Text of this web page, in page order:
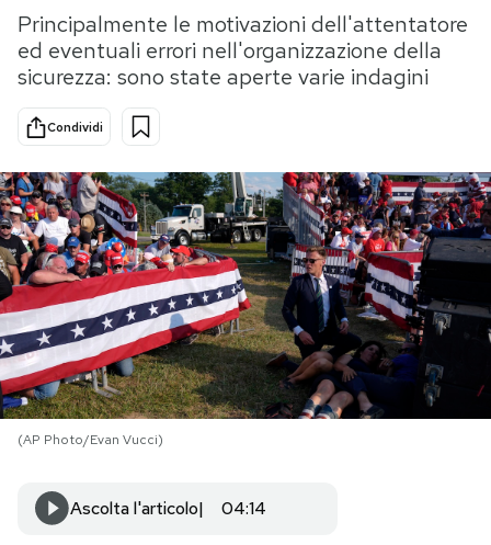
Tecnologia
Internet
Scienza
Cultura
Economia
Sport
Storie/Idee
Ok Boomer!
Media
Mondiali calcio 2026
PODCAST
NEWSLETTER
I MIEI PREFERITI
SHOP
Principalmente le motivazioni dell'attentatore
ed eventuali errori nell'organizzazione della
sicurezza: sono state aperte varie indagini
Condividi
(AP Photo/Evan Vucci)
Ascolta l'articolo 04:14